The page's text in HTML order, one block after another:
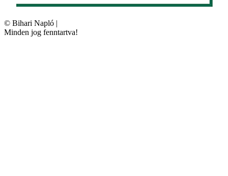
© Bihari Napló |
Minden jog fenntartva!